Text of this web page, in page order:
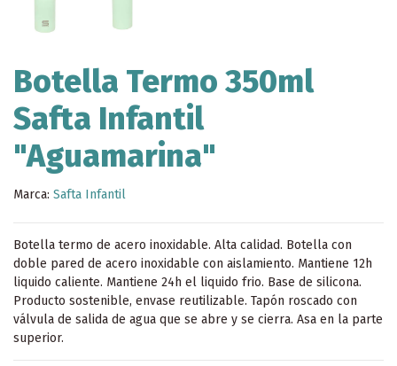
Botella Termo 350ml
Safta Infantil
"Aguamarina"
Marca: Safta Infantil
Botella termo de acero inoxidable. Alta calidad. Botella con
doble pared de acero inoxidable con aislamiento. Mantiene 12h
liquido caliente. Mantiene 24h el liquido frio. Base de silicona.
Producto sostenible, envase reutilizable. Tapón roscado con
válvula de salida de agua que se abre y se cierra. Asa en la parte
superior.